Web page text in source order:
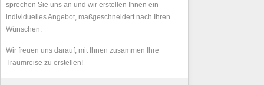
sprechen Sie uns an und wir erstellen Ihnen ein
individuelles Angebot, maßgeschneidert nach Ihren
Wünschen.
Wir freuen uns darauf, mit Ihnen zusammen Ihre
Traumreise zu erstellen!